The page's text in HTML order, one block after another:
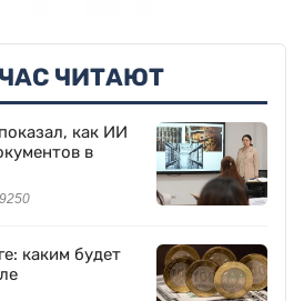
ЧИТАЮТ
как ИИ
в
каким будет